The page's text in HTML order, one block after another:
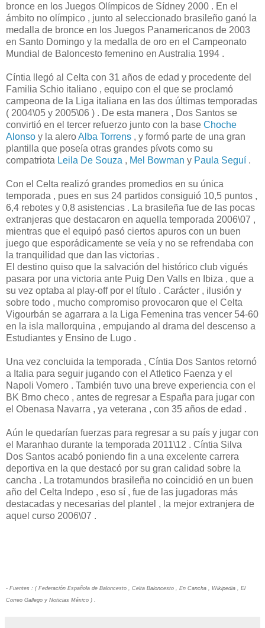
bronce en los Juegos Olímpicos de Sídney 2000 . En el
ámbito no olímpico , junto al seleccionado brasileño ganó la
medalla de bronce en los Juegos Panamericanos de 2003
en Santo Domingo y la medalla de oro en el Campeonato
Mundial de Baloncesto femenino en Australia 1994 .
Cíntia llegó al Celta con 31 años de edad y procedente del
Familia Schio italiano , equipo con el que se proclamó
campeona de la Liga italiana en las dos últimas temporadas
( 2004\05 y 2005\06 ) . De esta manera , Dos Santos se
convirtió en el tercer refuerzo junto con la base Choche
Alonso y la aleroAlba Torrens , y formó parte de una gran
plantilla que poseía otras grandes pívots como su
compatriota Leila De Souza , Mel Bowman y Paula Seguí .
Con el Celta realizó grandes promedios en su única
temporada , pues en sus 24 partidos consiguió 10,5 puntos ,
6,4 rebotes y 0,8 asistencias . La brasileña fue de las pocas
extranjeras que destacaron en aquella temporada 2006\07 ,
mientras que el equipó pasó ciertos apuros con un buen
juego que esporádicamente se veía y no se refrendaba con
la tranquilidad que dan las victorias .
El destino quiso que la salvación del histórico club vigués
pasara por una victoria ante Puig Den Valls en Ibiza , que a
su vez optaba al play-off por el título . Carácter , ilusión y
sobre todo , mucho compromiso provocaron que el Celta
Vigourbán se agarrara a la Liga Femenina tras vencer 54-60
en la isla mallorquina , empujando al drama del descenso a
Estudiantes y Ensino de Lugo .
Una vez concluida la temporada , Cíntia Dos Santos retornó
a Italia para seguir jugando con el Atletico Faenza y el
Napoli Vomero . También tuvo una breve experiencia con el
BK Brno checo , antes de regresar a España para jugar con
el Obenasa Navarra , ya veterana , con 35 años de edad .
Aún le quedarían fuerzas para regresar a su país y jugar con
el Maranhao durante la temporada 2011\12 . Cíntia Silva
Dos Santos acabó poniendo fin a una excelente carrera
deportiva en la que destacó por su gran calidad sobre la
cancha . La trotamundos brasileña no coincidió en un buen
año del Celta Indepo , eso sí , fue de las jugadoras más
destacadas y necesarias del plantel , la mejor extranjera de
aquel curso 2006\07 .
- Fuentes : ( Federación Española de Baloncesto , Celta Baloncesto , En Cancha , Wikipedia , El
Correo Gallego y Noticias México ) .